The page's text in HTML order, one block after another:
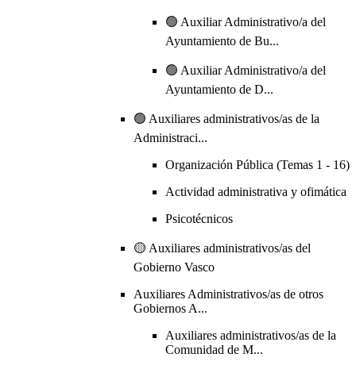
🟢 Auxiliar Administrativo/a del
Ayuntamiento de Bu...
🟢 Auxiliar Administrativo/a del
Ayuntamiento de D...
🟢 Auxiliares administrativos/as de la
Administraci...
Organización Pública (Temas 1 - 16)
Actividad administrativa y ofimática
Psicotécnicos
🟡 Auxiliares administrativos/as del
Gobierno Vasco
Auxiliares Administrativos/as de otros
Gobiernos A...
Auxiliares administrativos/as de la
Comunidad de M...